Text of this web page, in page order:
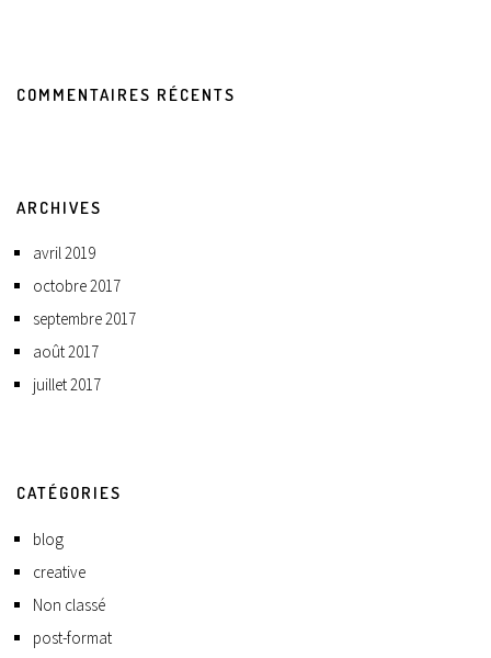
COMMENTAIRES RÉCENTS
ARCHIVES
avril 2019
octobre 2017
septembre 2017
août 2017
juillet 2017
CATÉGORIES
blog
creative
Non classé
post-format